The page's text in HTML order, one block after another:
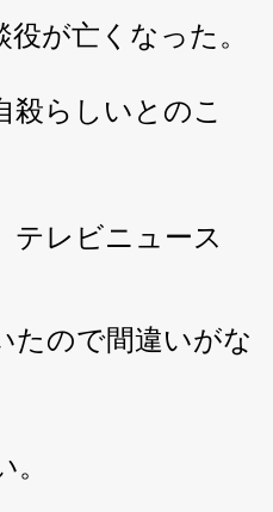
が亡くなった。
殺らしいとのこ
テレビニュース
たので間違いがな